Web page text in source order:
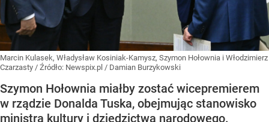
Marcin Kulasek, Władysław Kosiniak-Kamysz, Szymon Hołownia i Włodzimierz
Czarzasty / Źródło: Newspix.pl / Damian Burzykowski
Szymon Hołownia miałby zostać wicepremierem
w rządzie Donalda Tuska, obejmując stanowisko
ministra kultury i dziedzictwa narodowego.